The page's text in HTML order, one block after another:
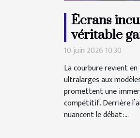
Écrans
véritable
10 juin 2026 10:30
La courbure revient
ultralarges aux
promettent une
compétitif. Derrière
nuancent le débat :...